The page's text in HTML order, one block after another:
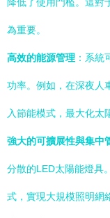
為重要。
高效的能源管理 ：系
功率。例如，在深夜人
入節能模式，最大化太
強大的可擴展性與集中
分散的LED太陽能燈具
式，實現大規模照明網